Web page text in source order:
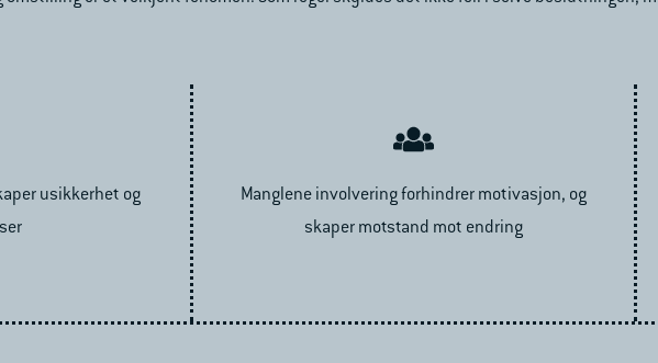
usikkerhet og
Manglene involvering forhindrer motivasjon, og
skaper motstand mot endring